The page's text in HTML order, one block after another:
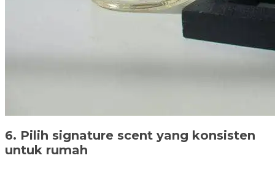
6. Pilih signature scent yang konsisten
untuk rumah